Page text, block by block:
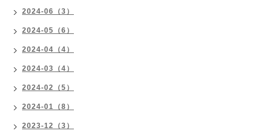
2024-06（3）
2024-05（6）
2024-04（4）
2024-03（4）
2024-02（5）
2024-01（8）
2023-12（3）